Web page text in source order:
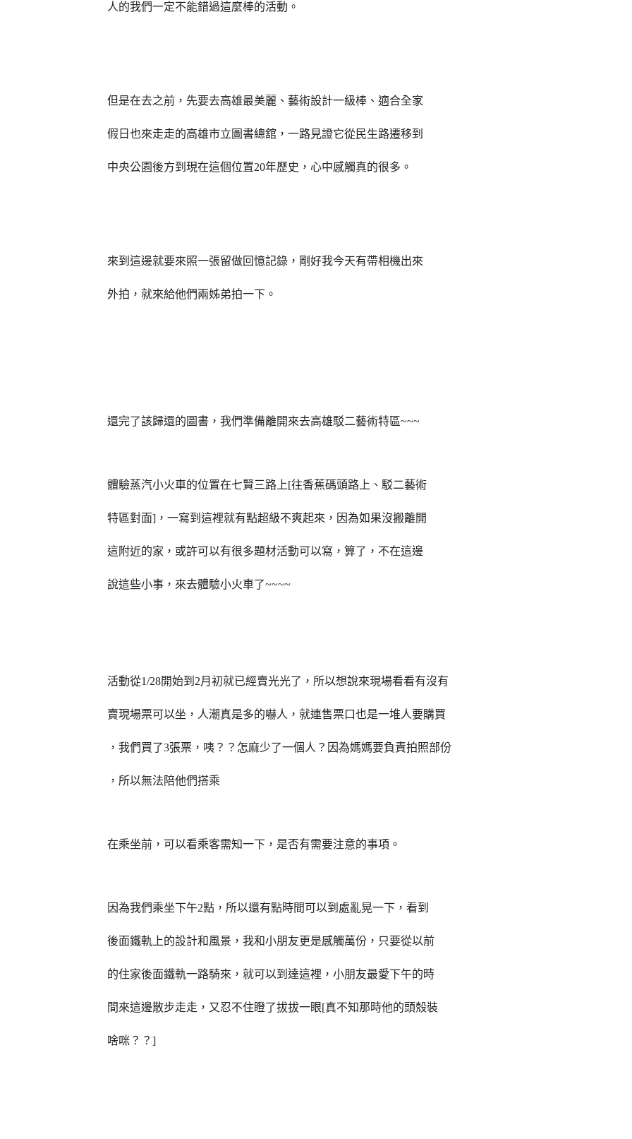
人的我們一定不能錯過這麼棒的活動。
但是在去之前，先要去高雄最美麗、藝術設計一級棒、適合全家
假日也來走走的高雄市立圖書總舘，一路見證它從民生路遷移到
中央公園後方到現在這個位置20年歷史，心中感觸真的很多。
來到這邊就要來照一張留做回憶記錄，剛好我今天有帶相機出來
外拍，就來給他們兩姊弟拍一下。
還完了該歸還的圖書，我們準備離開來去高雄駁二藝術特區~~~
體驗蒸汽小火車的位置在七賢三路上[往香蕉碼頭路上、駁二藝術
特區對面] ，一寫到這裡就有點超級不爽起來，因為如果沒搬離開
這附近的家，或許可以有很多題材活動可以寫，算了，不在這邊
說這些小事，來去體驗小火車了~~~~
活動從1/28開始到 2月初就已經賣光光了，所以想說來現場看看有沒有
賣現場票可以坐，人潮真是多的嚇人，就連售票口也是一堆人要購買
，我們買了3張票，咦？？怎麻少了一個人？因為媽媽要負責拍照部份
，所以無法陪他們搭乘
在乘坐前，可以看乘客需知一下，是否有需要注意的事項。
因為我們乘坐下午2點，所以還有點時間可以到處亂晃一下，看到
後面鐵軌上的設計和風景，我和小朋友更是感觸萬份，只要從以前
的住家後面鐵軌一路騎來，就可以到達這裡，小朋友最愛下午的時
間來這邊散步走走，又忍不住瞪了拔拔一眼[真不知那時他的頭殼裝
啥咪？？ ]